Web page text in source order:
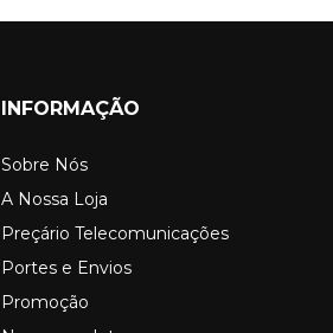
INFORMAÇÃO
Sobre Nós
A Nossa Loja
Preçário Telecomunicações
Portes e Envios
Promoção